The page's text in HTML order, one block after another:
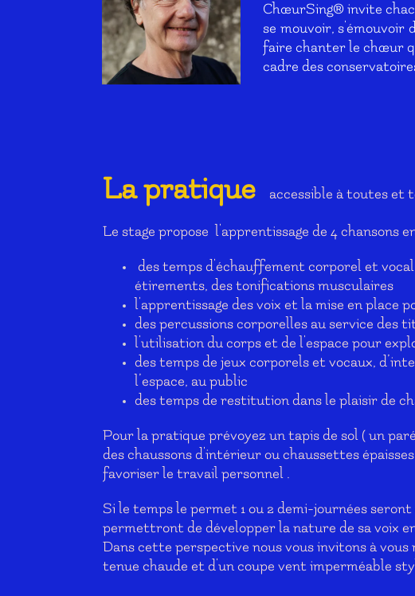
ChœurSing® invite
se mouvoir, s'émouvoir
faire chanter le chœur
cadre des
La pratique accessible à toutes et
Le stage propose l'apprentissage de 4 chansons
des temps d'échauffement corporel et
étirements, des tonifications musculaires
l'apprentissage des voix et la mise en place
des percussions corporelles au service des
l'utilisation du corps et de l'espace pour
des temps de jeux corporels et vocaux,
l’espace, au public
des temps de restitution dans le plaisir de
Pour la pratique prévoyez un tapis de sol ( un
des chaussons d'intérieur ou chaussettes
favoriser le travail personnel .
Si le temps le permet 1 ou 2 demi-journées
permettront de développer la nature de sa voix
Dans cette perspective nous vous invitons à
tenue chaude et d'un coupe vent imperméable